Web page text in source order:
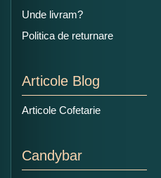
Ce nota acordati
Copiati alaturi numarul
Unde livram?
Politica de returnare
Articole Blog
Articole Cofetarie
Candybar